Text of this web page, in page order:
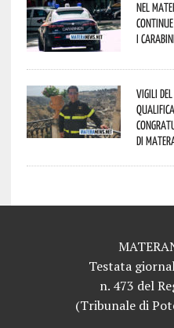
Nel
i
Vigili
qualifica
di
Testata
n. 473 del
(Tribunale di